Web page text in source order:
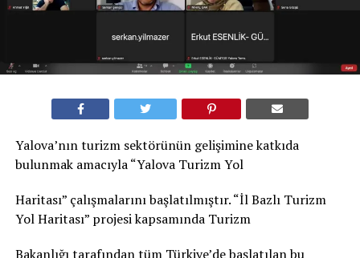
Yalova’nın turizm sektörünün gelişimine katkıda
bulunmak amacıyla “Yalova Turizm Yol
Haritası” çalışmalarını başlatılmıştır. “İl Bazlı Turizm
Yol Haritası” projesi kapsamında Turizm
Bakanlığı tarafından tüm Türkiye’de başlatılan bu